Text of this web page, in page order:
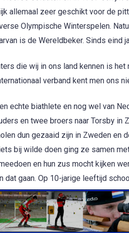
allemaal zeer geschikt voor de
Olympische Winterspelen.
is de Wereldbeker. Sinds eind
die wij in ons land kennen is
verband kent men ons
echte biathlete en nog wel van
en twee broers naar Torsby in
dun gezaaid zijn in Zweden en
bij wilde doen ging ze samen
en hun zus mocht kijken
dat gaan. Op 10-jarige leeftijd